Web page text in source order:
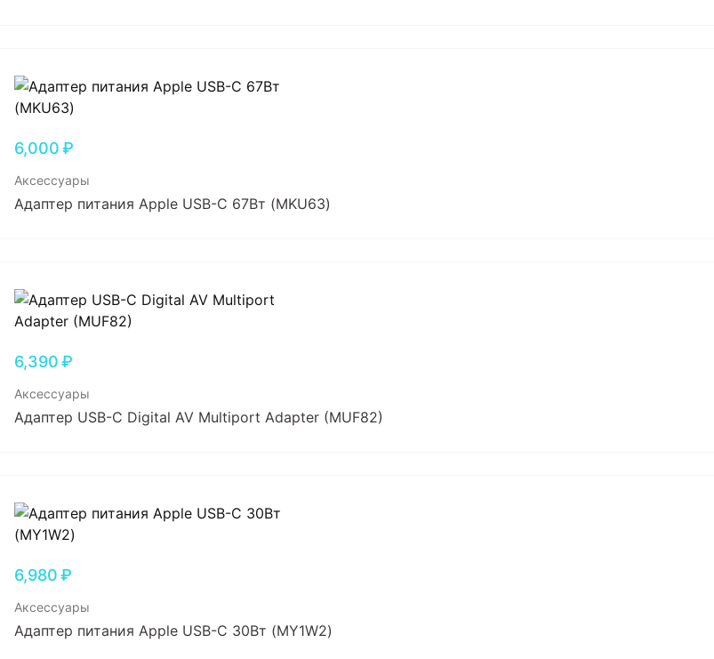
6,000₽
Аксессуары
Адаптер питания Apple USB-C 67Вт (MKU63)
6,390₽
Аксессуары
Адаптер USB-C Digital AV Multiport Adapter (MUF82)
6,980₽
Аксессуары
Адаптер питания Apple USB-C 30Вт (MY1W2)